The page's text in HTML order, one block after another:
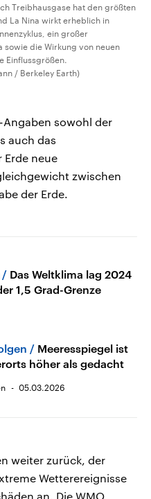
Treibhausgase hat den größten
La Nina wirkt erheblich in
ein großer
sowie die Wirkung von neuen
Einflussgrößen.
/ Berkeley Earth)
sowohl der
auch das
neue
zwischen
der Erde.
Das Weltklima lag 2024
1,5 Grad-Grenze
Meeresspiegel ist
höher als gedacht
05.03.2026
weiter zurück, der
Wetterereignisse
an. Die WMO